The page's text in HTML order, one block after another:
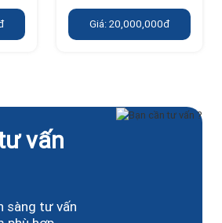
Giá: 20,000,000đ
vấn
sàng tư vấn